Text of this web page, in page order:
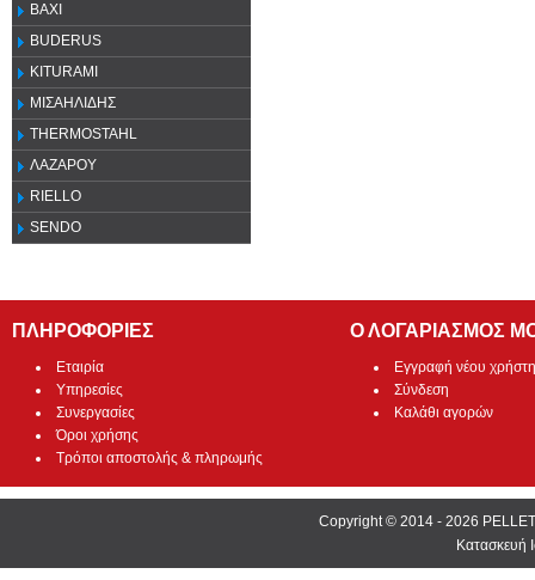
ΒΑΧΙ
BUDERUS
KITURAMI
ΜΙΣΑΗΛΙΔΗΣ
THERMOSTAHL
ΛΑΖΑΡΟΥ
RIELLO
SENDO
ΠΛΗΡΟΦΟΡΙΕΣ
Εταιρία
Υπηρεσίες
Συνεργασίες
Όροι χρήσης
Τρόποι αποστολής & πληρωμής
Ο ΛΟΓΑΡΙΑΣΜΟΣ
Εγγραφή νέου χρήστη
Σύνδεση
Καλάθι αγορών
Copyright © 2014 - 2026
Κατασκευή